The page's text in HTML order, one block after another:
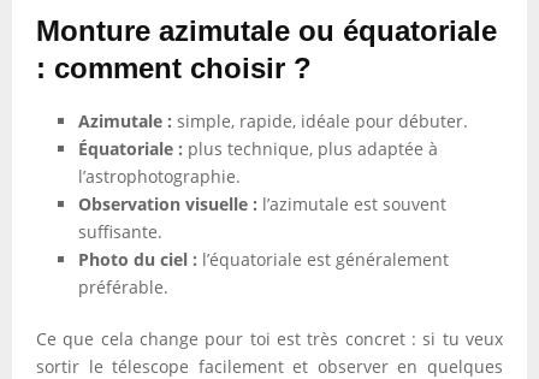
Monture azimutale ou équatoriale
: comment choisir ?
Azimutale : simple, rapide, idéale pour débuter.
Équatoriale : plus technique, plus adaptée à
l’astrophotographie.
Observation visuelle : l’azimutale est souvent
suffisante.
Photo du ciel : l’équatoriale est généralement
préférable.
Ce que cela change pour toi est très concret : si tu veux
sortir le télescope facilement et observer en quelques